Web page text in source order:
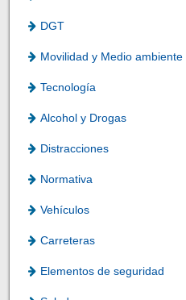
DGT
Movilidad y Medio ambiente
Tecnología
Alcohol y Drogas
Distracciones
Normativa
Vehículos
Carreteras
Elementos de seguridad